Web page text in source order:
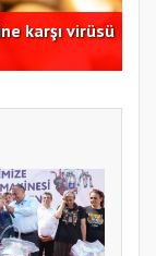
karşı virüsü